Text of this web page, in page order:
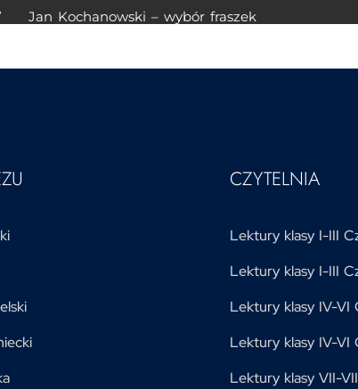
Jan Kochanowski – wybór fraszek
CZYTELNIA
Lektury klasy I-III
Lektury klasy I-III
Lektury klasy IV-VI
Lektury klasy IV-VI
Lektury klasy VII-